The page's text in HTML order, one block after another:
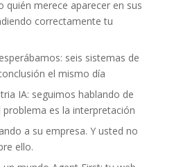
quién merece aparecer en sus
correctamente tu
seis sistemas de
el mismo día
IA: seguimos hablando de
es la interpretación
a su empresa. Y usted no
ello.